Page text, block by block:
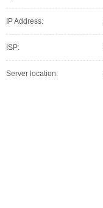
IP Address:
ISP:
Server location: